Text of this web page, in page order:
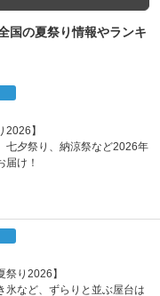
国の夏祭り情報やランキ
2026】
七夕祭り、納涼祭など2026年
届け！
祭り2026】
氷など、ずらりと並ぶ屋台は